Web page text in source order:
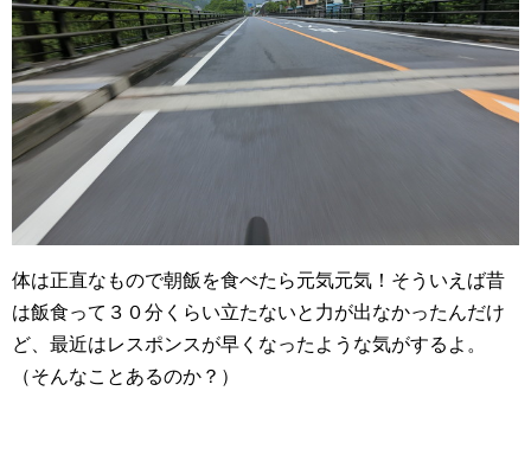
体は正直なもので朝飯を食べたら元気元気！そういえば昔
は飯食って３０分くらい立たないと力が出なかったんだけ
ど、最近はレスポンスが早くなったような気がするよ。
（そんなことあるのか？）